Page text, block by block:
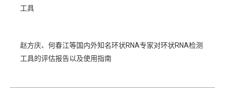
工具
赵方庆、何春江等国内外知名环状RNA专家对环状RNA检测
工具的评估报告以及使用指南